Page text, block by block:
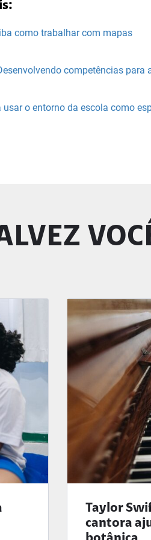
como trabalhar com mapas
competências para
usar o entorno da escola como
Taylor
cantora